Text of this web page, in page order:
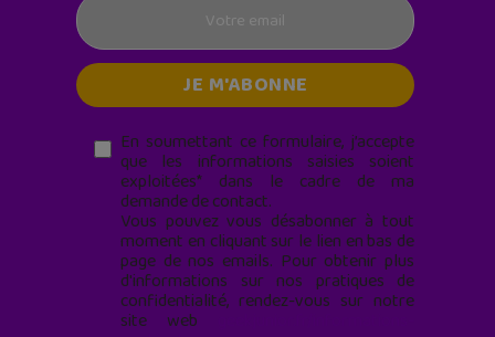
En soumettant ce formulaire, j’accepte
que les informations saisies soient
exploitées* dans le cadre de ma
demande de contact.
Vous pouvez vous désabonner à tout
moment en cliquant sur le lien en bas de
page de nos emails. Pour obtenir plus
d'informations sur nos pratiques de
confidentialité, rendez-vous sur notre
site web